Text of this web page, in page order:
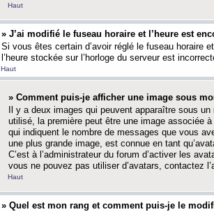
Haut
» J’ai modifié le fuseau horaire et l’heure est
Si vous êtes certain d’avoir réglé le fuseau horaire
l’heure stockée sur l’horloge du serveur est
Haut
» Comment puis-je afficher une image sous
Il y a deux images qui peuvent apparaître sous
utilisé, la première peut être une image associée
qui indiquent le nombre de messages que vous
une plus grande image, est connue en tant
C’est à l’administrateur du forum d’activer les
vous ne pouvez pas utiliser d’avatars, contactez
Haut
» Quel est mon rang et comment puis-je le